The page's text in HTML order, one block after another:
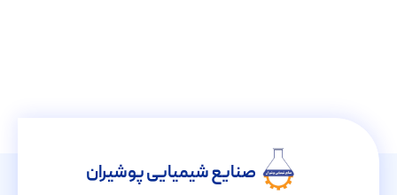
صنایع شیمیایی پوشیران